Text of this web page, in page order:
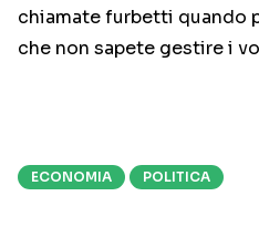
chiamate furbetti quando
che non sapete gestire i
ECONOMIA POLITICA